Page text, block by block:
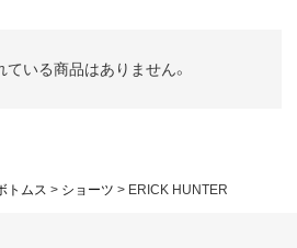
いる商品はありません。
トムス ショーツ ERICK HUNTER